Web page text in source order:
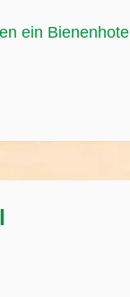
ein Bienenhotel